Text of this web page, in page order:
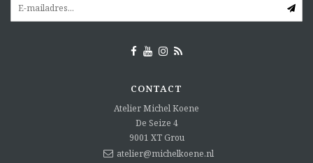
CONTACT
Atelier Michel Koene
De Seize 4
9001 XT Grou
atelier@michelkoene.nl